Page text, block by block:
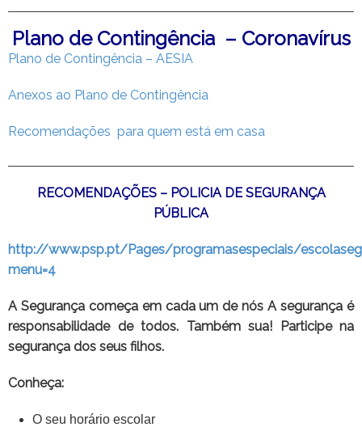
Plano de Contingência – Coronavírus
Plano de Contingência – AESIA
Anexos ao Plano de Contingência
Recomendações para quem está em casa
RECOMENDAÇÕES – POLICIA DE SEGURANÇA
PÚBLICA
http://www.psp.pt/Pages/programasespeciais/
menu=4
A Segurança começa em cada um de nós A segurança é
responsabilidade de todos. Também sua! Participe na
segurança dos seus filhos.
Conheça:
O seu horário escolar